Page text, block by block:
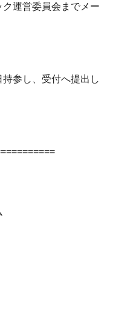
運営委員会までメー
参し、受付へ提出し